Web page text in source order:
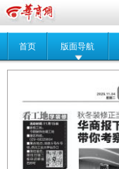
首页 版面导航